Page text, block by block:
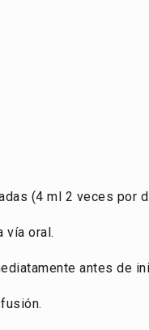
(4 ml 2 veces por
vía oral.
antes de